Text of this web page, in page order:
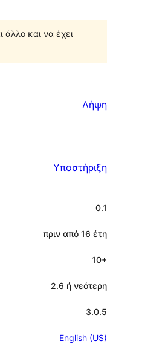
άλλο και να έχει
Λήψη
Υποστήριξη
0.1
πριν από 16 έτη
10+
2.6 ή νεότερη
3.0.5
English (US)